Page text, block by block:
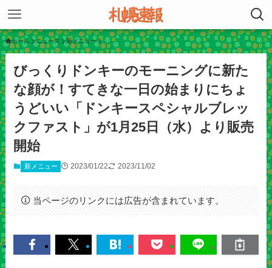
ホーム ニュース 新メニュー
びっくりドンキーのモーニングに新た
な顔が！すてきな一日の始まりにちょ
うどいい「ドンキースペシャルブレッ
クファスト」が1月25日（水）より販売
開始
新メニュー 2023/01/22 2023/11/02
当ページのリンクには広告が含まれています。